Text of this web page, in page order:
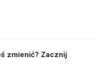
zmienić? Zacznij